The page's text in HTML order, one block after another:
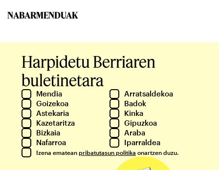
NABARMENDUAK
Harpidetu Berriaren
buletinetara
Mendia
Arratsaldekoa
Goizekoa
Badok
Astekaria
Kinka
Kazetaritza
Gipuzkoa
Bizkaia
Araba
Nafarroa
Iparraldea
Izena ematean pribatutasun politika onartzen duzu.